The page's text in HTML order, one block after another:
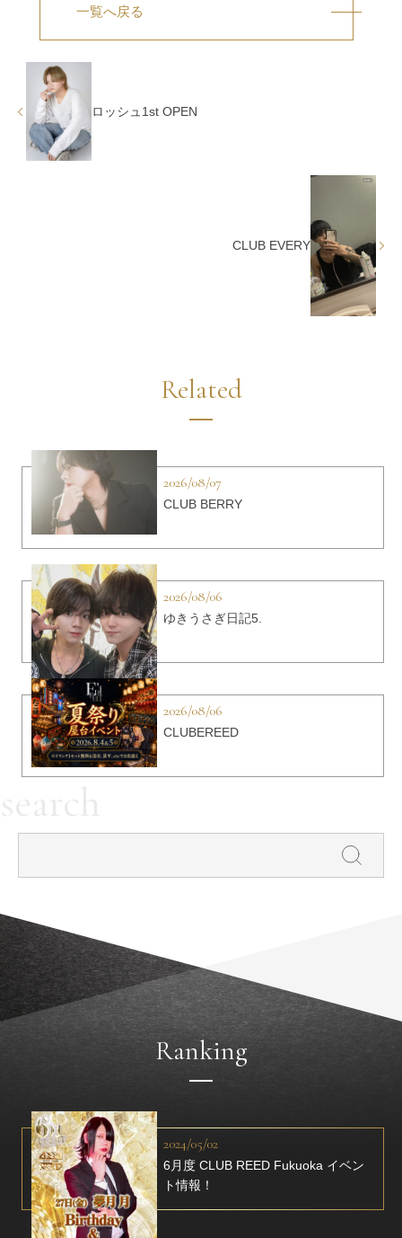
一覧へ戻る
ロッシュ1st OPEN
CLUB EVERY
Related
2026/08/07
CLUB BERRY
2026/08/06
ゆきうさぎ日記5.
2026/08/06
CLUBEREED
Ranking
2024/05/02
6月度 CLUB REED Fukuoka イベン
ト情報！